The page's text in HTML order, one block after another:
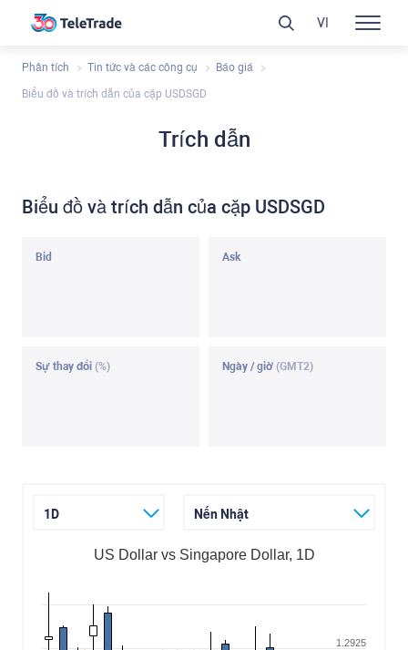
Phân tích Tin tức và các công cụ Báo giá
Biểu đồ và trích dẫn của cặp USDSGD
Trích dẫn
Biểu đồ và trích dẫn của cặp USDSGD
Bid Ask
Sự thay đổi (%) Ngày / giờ (GMT2)
1D Nến Nhật
US Dollar vs Singapore Dollar, 1D
1.2925
VI